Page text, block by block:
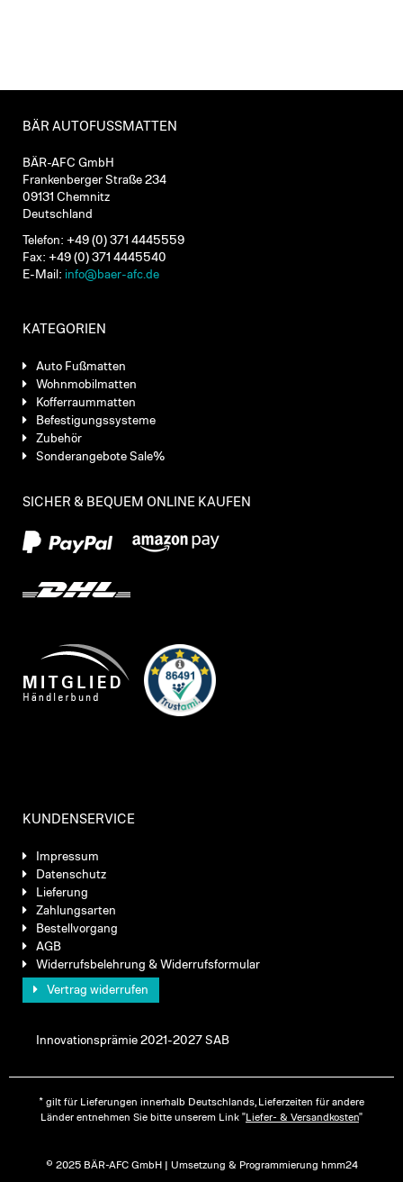
BÄR AUTOFUSSMATTEN
BÄR-AFC GmbH
Frankenberger Straße 234
09131 Chemnitz
Deutschland
Telefon: +49 (0) 371 4445559
Fax: +49 (0) 371 4445540
E-Mail: info@baer-afc.de
KATEGORIEN
Auto Fußmatten
Wohnmobilmatten
Kofferraummatten
Befestigungssysteme
Zubehör
Sonderangebote Sale%
SICHER & BEQUEM ONLINE KAUFEN
KUNDENSERVICE
Impressum
Datenschutz
Lieferung
Zahlungsarten
Bestellvorgang
AGB
Widerrufsbelehrung & Widerrufsformular
Vertrag widerrufen
Innovationsprämie 2021-2027 SAB
* gilt für Lieferungen innerhalb Deutschlands, Lieferzeiten für andere
Länder entnehmen Sie bitte unserem Link "Liefer- & Versandkosten"
© 2025 BÄR-AFC GmbH | Umsetzung & Programmierung hmm24